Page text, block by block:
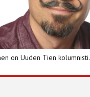
on Uuden Tien kolumnisti.